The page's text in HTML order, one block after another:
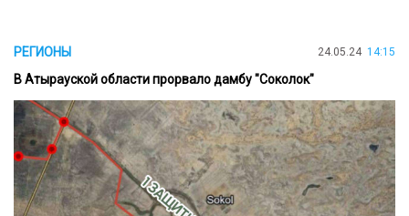
РЕГИОНЫ 24.05.24 14:15
В Атырауской области прорвало дамбу "Соколок"